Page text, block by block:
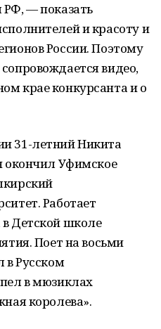
РФ, — показать
и красоту и
России. Поэтому
видео,
крае конкурсанта и о
31-летний Никита
окончил Уфимское
Работает
Детской школе
Поет на восьми
в Русском
в мюзиклах
королева».